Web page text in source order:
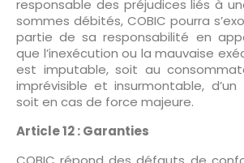
responsable des préjudices liés à
sommes débités, COBIC pourra
partie de sa responsabilité en
que l’inexécution ou la mauvaise
est imputable, soit au
imprévisible et insurmontable,
soit en cas de force majeure.
Article 12 : Garanties